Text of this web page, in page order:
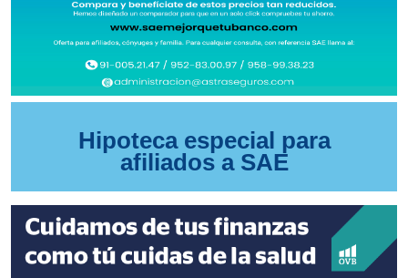
Hipoteca especial para
afiliados a SAE